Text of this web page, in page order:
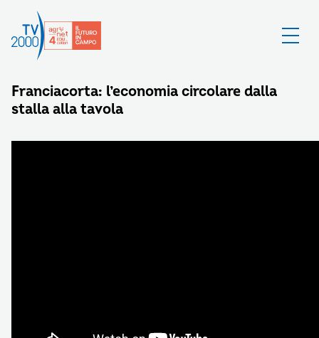
Franciacorta: l’economia circolare dalla
stalla alla tavola